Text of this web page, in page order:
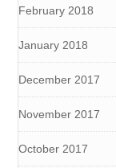
February 2018
January 2018
December 2017
November 2017
October 2017